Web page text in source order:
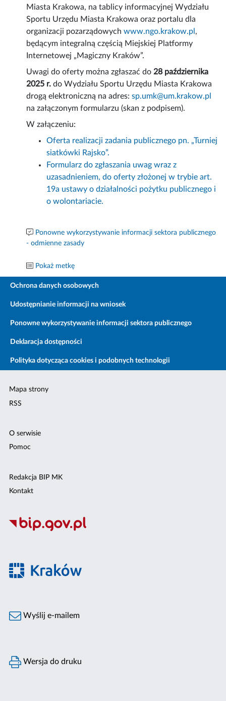
Miasta Krakowa, na tablicy informacyjnej Wydziału
Sportu Urzędu Miasta Krakowa oraz portalu dla
organizacji pozarządowychwww.ngo.krakow.pl ,
będącym integralną częścią Miejskiej Platformy
Internetowej „Magiczny Kraków”.
Uwagi do oferty można zgłaszać do 28 października
2025 r.do Wydziału Sportu Urzędu Miasta Krakowa
drogą elektroniczną na adres:sp.umk@um.krakow.pl
na załączonym formularzu (skan z podpisem).
W załączeniu:
Oferta realizacji zadania publicznego pn. „Turniej
siatkówki Rajsko”.
Formularz do zgłaszania uwag wraz z
uzasadnieniem, do oferty złożonej w trybie art.
19a ustawy o działalności pożytku publicznego i
o wolontariacie.
Ponowne wykorzystywanie informacji sektora publicznego
- odmienne zasady
Pokaż metkę
Ochrona danych osobowych
Udostępnianie informacji na wniosek
Ponowne wykorzystywanie informacji sektora publicznego
Deklaracja dostępności
Polityka dotycząca cookies i podobnych technologii
Mapa strony
RSS
O serwisie
Pomoc
Redakcja BIP MK
Kontakt
Wyślij e-mailem
Wersja do druku